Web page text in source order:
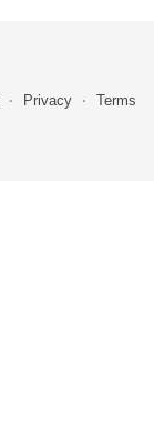
Privacy Terms